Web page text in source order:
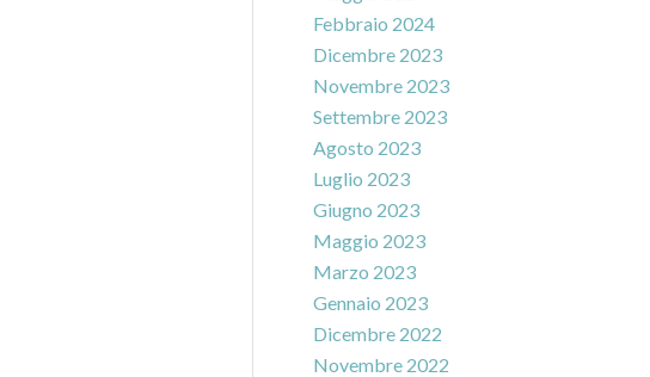
Febbraio 2024
Dicembre 2023
Novembre 2023
Settembre 2023
Agosto 2023
Luglio 2023
Giugno 2023
Maggio 2023
Marzo 2023
Gennaio 2023
Dicembre 2022
Novembre 2022